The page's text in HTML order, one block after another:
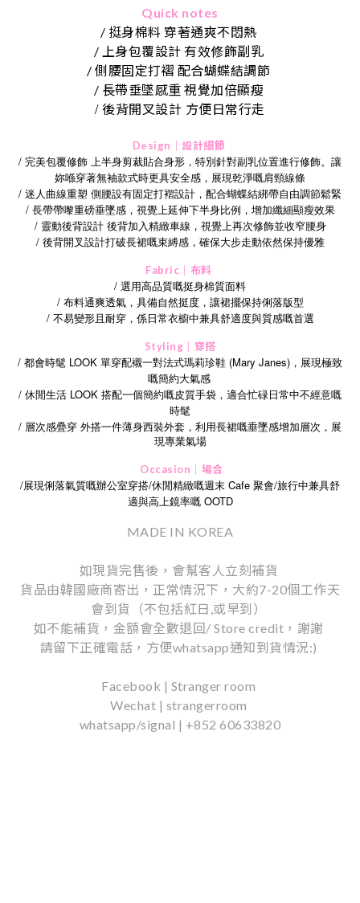
Quick notes
/ 挺身棉料 穿著通爽不悶熱
/ 上身包覆設計 有效修飾副乳
/ 側腰固定打褶 配合蝴蝶結調節
/ 長帶垂墜感重 視覺加倍顯瘦
/後背開叉設計 方便日常行走
Design｜設計細節
/ 完美包覆修飾 上半身剪裁貼合身形，特別針對副乳位置進行修飾。讓
妳喺穿著無袖款式時更具安全感，展現乾淨嘅肩頸線條
/ 迷人曲線重塑 側腰設有固定打褶設計，配合蝴蝶結綁帶自由調節鬆緊
/ 長帶帶嚟重磅垂墜感，視覺上延伸下半身比例，增加纖細顯瘦效果
/ 靈動後背設計 後背加入精緻車線，視覺上再次修飾並收窄腰身
/ 後背開叉設計打破長裙嘅束縛感，確保大步走動依然保持優雅
Fabric｜布料
/ 選用高品質嘅挺身棉質面料
/ 布料通爽透氣，具備自然挺度，讓裙擺保持俐落版型
/ 不易變形且耐穿，係日常衣櫥中兼具舒適度與質感嘅首選
Styling｜穿搭
/ 都會時髦 LOOK 單穿配襯一對法式瑪莉珍鞋 (Mary Janes)，展現極致
嘅簡約大氣感
/ 休閒生活 LOOK 搭配一個簡約嘅皮質手袋，適合忙碌日常中不經意嘅
時髦
/ 層次感疊穿 外搭一件薄身西裝外套，利用長裙嘅垂墜感增加層次，展
現專業氣場
Occasion｜場合
/展現俐落氣質嘅辦公室穿搭/休閒精緻嘅週末 Cafe 聚會/旅行中兼具舒
適與高上鏡率嘅OOTD
MADE IN KOREA
如現貨完售後，會幫客人立刻補貨
貨品由韓國廠商寄出，正常情況下，大約7-20個工作天
會到貨（不包括紅日,或早到）
如不能補貨，金額會全數退回/ Store credit，謝謝
請留下正確電話，方便whatsapp通知到貨情況:)
Facebook | Stranger room
Wechat | strangerroom
whatsapp/signal | +852 60633820